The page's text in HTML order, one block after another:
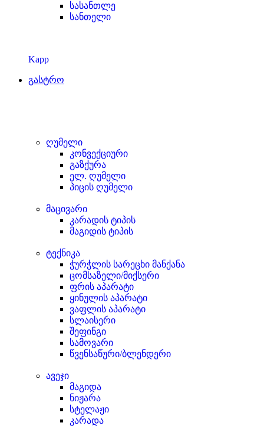
სასანთლე
სანთელი
Kapp
გასტრო
ღუმელი
კონვექციური
გაზქურა
ელ. ღუმელი
პიცის ღუმელი
მაცივარი
კარადის ტიპის
მაგიდის ტიპის
ტექნიკა
ჭურჭლის სარეცხი მანქანა
ცომსაზელი/მიქსერი
ფრის აპარატი
ყინულის აპარატი
ვაფლის აპარატი
სლაისერი
შეფინგი
სამოვარი
წვენსაწური/ბლენდერი
ავეჯი
მაგიდა
ნიჟარა
სტელაჟი
კარადა